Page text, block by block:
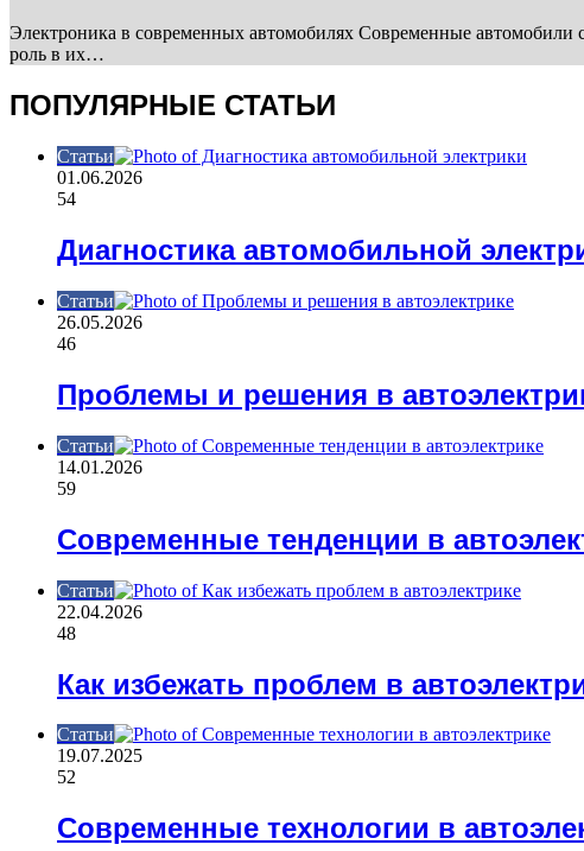
Электроника в современных автомобилях Современные автомобили
роль в их…
ПОПУЛЯРНЫЕ СТАТЬИ
Статьи
01.06.2026
54
Диагностика автомобильной
Статьи
26.05.2026
46
Проблемы и решения в
Статьи
14.01.2026
59
Современные тенденции в
Статьи
22.04.2026
48
Как избежать проблем в
Статьи
19.07.2025
52
Современные технологии в